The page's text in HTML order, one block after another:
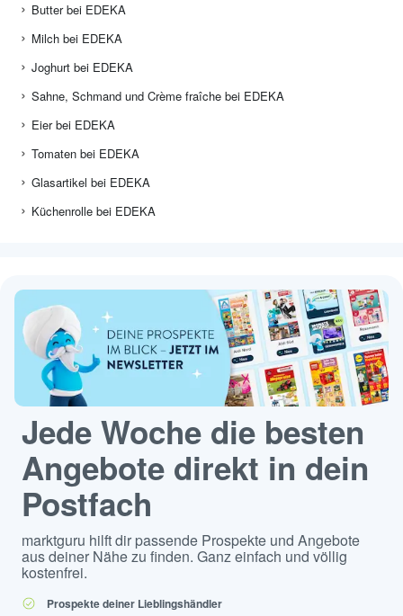
Butter bei EDEKA
Milch bei EDEKA
Joghurt bei EDEKA
Sahne, Schmand und Crème fraîche bei EDEKA
Eier bei EDEKA
Tomaten bei EDEKA
Glasartikel bei EDEKA
Küchenrolle bei EDEKA
Jede Woche die besten
Angebote direkt in dein
Postfach
marktguru hilft dir passende Prospekte und Angebote
aus deiner Nähe zu finden. Ganz einfach und völlig
kostenfrei.
Prospekte deiner Lieblingshändler